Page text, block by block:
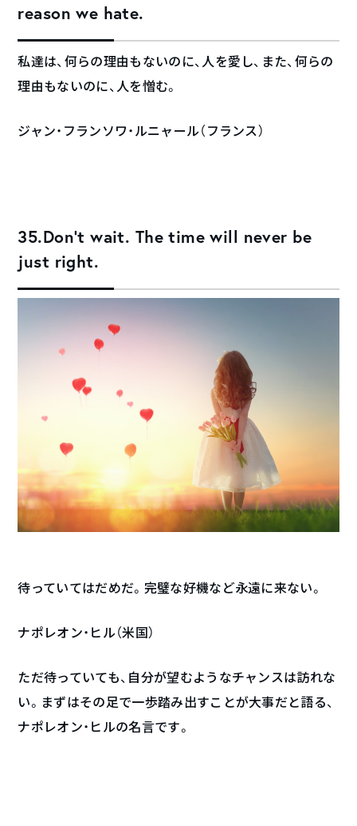
reason we hate.
私達は、何らの理由もないのに、人を愛し、また、何らの
理由もないのに、人を憎む。
ジャン・フランソワ・ルニャール（フランス）
35.Don’t wait. The time will never be
just right.
待っていてはだめだ。完璧な好機など永遠に来ない。
ナポレオン・ヒル（米国）
ただ待っていても、自分が望むようなチャンスは訪れな
い。まずはその足で一歩踏み出すことが大事だと語る、
ナポレオン・ヒルの名言です。